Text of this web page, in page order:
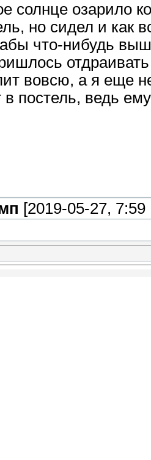
солнце озарило
но сидел и как
что-нибудь
вовсю, а я еще
постель, ведь
[2019-05-27, 7:59